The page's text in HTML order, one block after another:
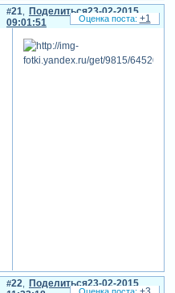
Поделиться
21
23-02-2015
09:01:51
+1
Поделиться
22
23-02-2015